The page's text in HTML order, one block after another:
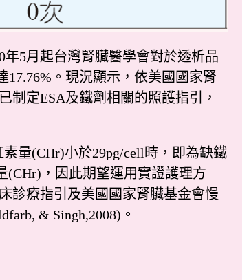
5月起台灣腎臟醫學會對於透析品
17.76%。現況顯示，依美國國家腎
定ESA及鐵劑相關的照護指引，
量(CHr)小於29pg/cell時，即為缺鐵
(CHr)，因此期望運用實證護理方
診療指引及美國國家腎臟基金會慢
& Singh,2008)。